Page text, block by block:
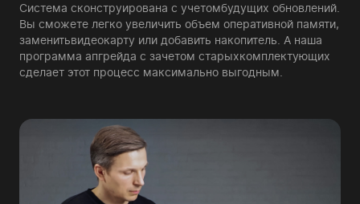
Система сконструирована с учетомбудущих обновлений.
Вы сможете легко увеличить объем оперативной памяти,
заменитьвидеокарту или добавить накопитель. А наша
программа апгрейда с зачетом старыхкомплектующих
сделает этот процесс максимально выгодным.